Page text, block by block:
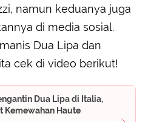
namun keduanya juga
di media sosial.
Dua Lipa dan
cek di video berikut!
Dua Lipa di Italia,
Kemewahan Haute